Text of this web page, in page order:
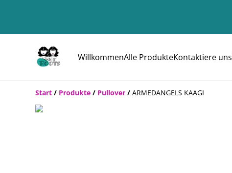
WillkommenAlle ProdukteKontaktiere uns
Start / Produkte / Pullover / ARMEDANGELS KAAGI